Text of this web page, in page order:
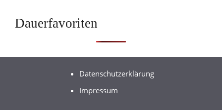
Dauerfavoriten
Datenschutzerklärung
Impressum